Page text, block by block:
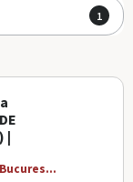
1
|